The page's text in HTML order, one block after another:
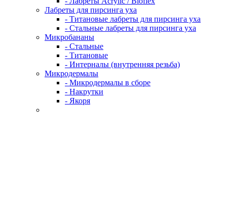
Лабреты для пирсинга уха
- Титановые лабреты для пирсинга уха
- Стальные лабреты для пирсинга уха
Микробананы
- Стальные
- Титановые
- Интерналы (внутренняя резьба)
Микродермалы
- Микродермалы в сборе
- Накрутки
- Якоря